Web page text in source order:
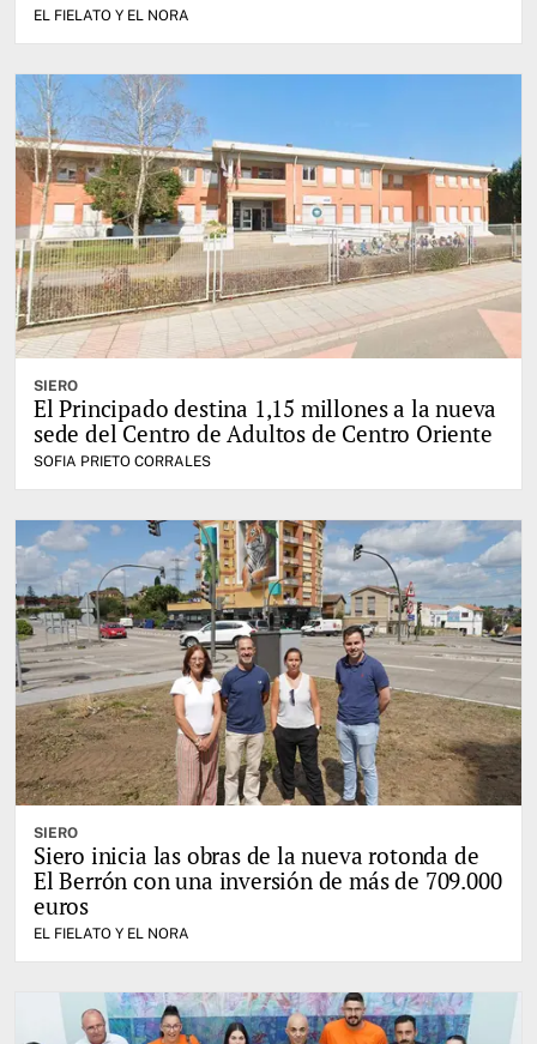
EL FIELATO Y EL NORA
SIERO
El Principado destina 1,15 millones a la nueva
sede del Centro de Adultos de Centro Oriente
SOFIA PRIETO CORRALES
SIERO
Siero inicia las obras de la nueva rotonda de
El Berrón con una inversión de más de 709.000
euros
EL FIELATO Y EL NORA